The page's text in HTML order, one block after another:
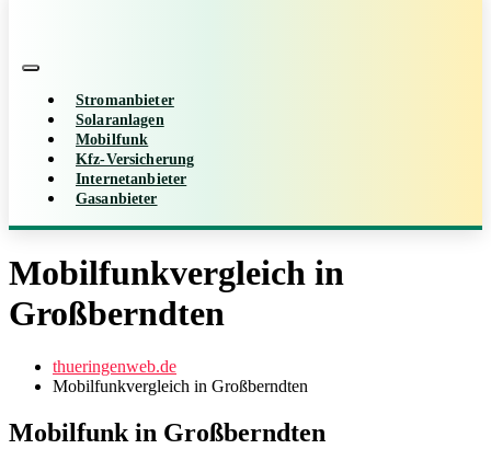
Stromanbieter
Solaranlagen
Mobilfunk
Kfz-Versicherung
Internetanbieter
Gasanbieter
Mobilfunkvergleich in
Großberndten
thueringenweb.de
Mobilfunkvergleich in Großberndten
Mobilfunk in Großberndten